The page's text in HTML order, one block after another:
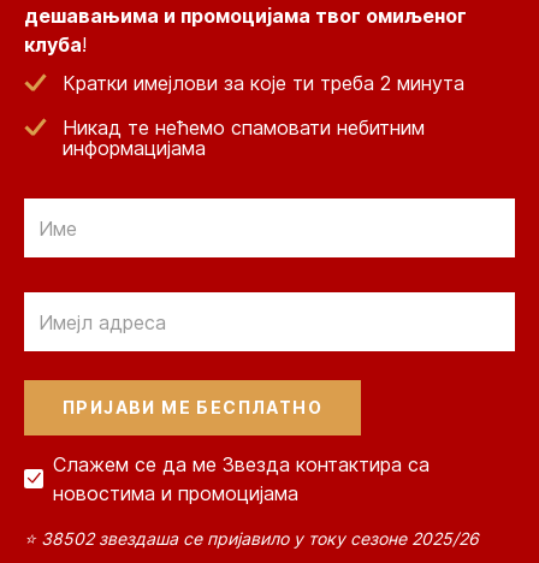
дешавањима и промоцијама твог омиљеног
клуба!
Кратки имејлови за које ти треба 2 минута
Никад те нећемо спамовати небитним
информацијама
Слажем се да ме Звезда контактира са
новостима и промоцијама
⭐ 38502 звездаша се пријавило у току сезоне 2025/26